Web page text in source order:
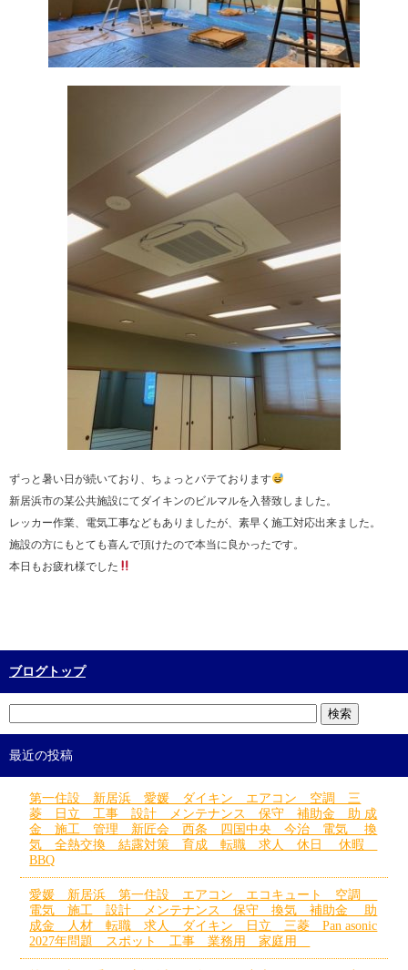
ずっと暑い日が続いており、ちょっとバテております
新居浜市の某公共施設にてダイキンのビルマルを入替致しました。
レッカー作業、電気工事などもありましたが、素早く施工対応出来ました。
施設の方にもとても喜んで頂けたので本当に良かったです。
本日もお疲れ様でした
ブログトップ
最近の投稿
第一住設 新居浜 愛媛 ダイキン エアコン 空調 三
菱 日立 工事 設計 メンテナンス 保守 補助金 助 成
金 施工 管理 新匠会 西条 四国中央 今治 電気 換
気 全熱交換 結露対策 育成 転職 求人 休日 休暇
BBQ
愛媛 新居浜 第一住設 エアコン エコキュート 空調
電気 施工 設計 メンテナンス 保守 換気 補助金 助
成金 人材 転職 求人 ダイキン 日立 三菱 Pan asonic
2027年問題 スポット 工事 業務用 家庭用